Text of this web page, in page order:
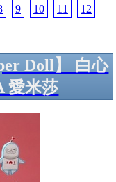
9 10 11
12
Doll】 白心
愛米莎